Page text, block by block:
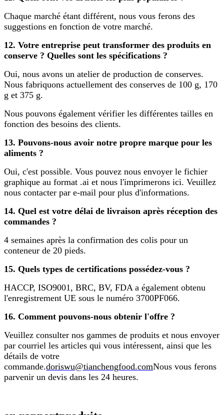
Chaque marché étant différent, nous vous ferons des
suggestions en fonction de votre marché.
12. Votre entreprise peut transformer des produits en
conserve ? Quelles sont les spécifications ?
Oui, nous avons un atelier de production de conserves.
Nous fabriquons actuellement des conserves de 100 g, 170
g et 375 g.
Nous pouvons également vérifier les différentes tailles en
fonction des besoins des clients.
13. Pouvons-nous avoir notre propre marque pour les
aliments ?
Oui, c'est possible. Vous pouvez nous envoyer le fichier
graphique au format .ai et nous l'imprimerons ici. Veuillez
nous contacter par e-mail pour plus d'informations.
14. Quel est votre délai de livraison après réception des
commandes ?
4 semaines après la confirmation des colis pour un
conteneur de 20 pieds.
15. Quels types de certifications possédez-vous ?
HACCP, ISO9001, BRC, BV, FDA a également obtenu
l'enregistrement UE sous le numéro 3700PF066.
16. Comment pouvons-nous obtenir l'offre ?
Veuillez consulter nos gammes de produits et nous envoyer
par courriel les articles qui vous intéressent, ainsi que les
détails de votre
commande.doriswu@tianchengfood.comNous vous ferons
parvenir un devis dans les 24 heures.